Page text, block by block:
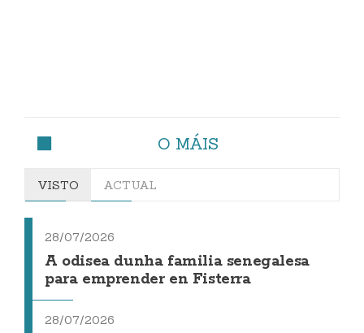
O MÁIS
VISTO ACTUAL
28/07/2026
A odisea dunha familia senegalesa
para emprender en Fisterra
28/07/2026